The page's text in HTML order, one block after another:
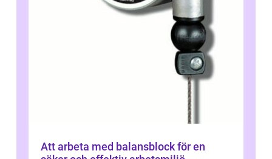
Att arbeta med balansblock för en